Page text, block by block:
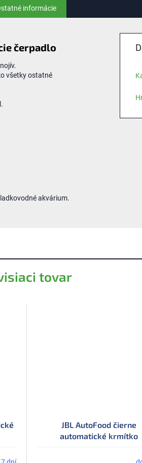
tovar
JBL AutoFood čierne
automatické krmítko
informácie
čerpadlo
všetky ostatné
akvárium.